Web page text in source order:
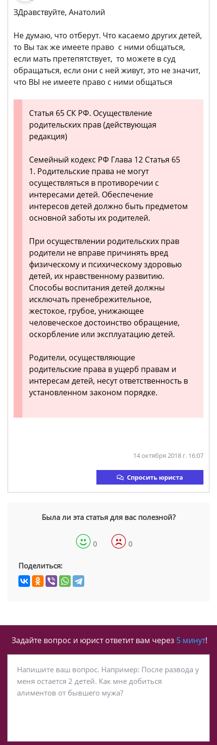
ЗДравствуйте, Анатолий
Не думаю, что отберут. Что касаемо других детей,
то Вы так же имеете право с ними общаться,
если мать претепятствует, то можете в суд
обращаться, если они с ней живут, это не значит,
что ВЫ не имеете право с ними общаться
Статья 65 СК РФ. Осуществление
родительских прав (действующая
редакция)
Семейный кодекс РФ Глава 12 Статья 65
1. Родительские права не могут
осуществляться в противоречии с
интересами детей. Обеспечение
интересов детей должно быть предметом
основной заботы их родителей.
При осуществлении родительских прав
родители не вправе причинять вред
физическому и психическому здоровью
детей, их нравственному развитию.
Способы воспитания детей должны
исключать пренебрежительное,
жестокое, грубое, унижающее
человеческое достоинство обращение,
оскорбление или эксплуатацию детей.
Родители, осуществляющие
родительские права в ущерб правам и
интересам детей, несут ответственность в
установленном законом порядке.
14 октября 2018 г. 16:07
Спросить юриста
Была ли эта статья для вас полезной?
0 0
Поделиться:
Задайте вопрос и юрист ответит вам через 5 минут!